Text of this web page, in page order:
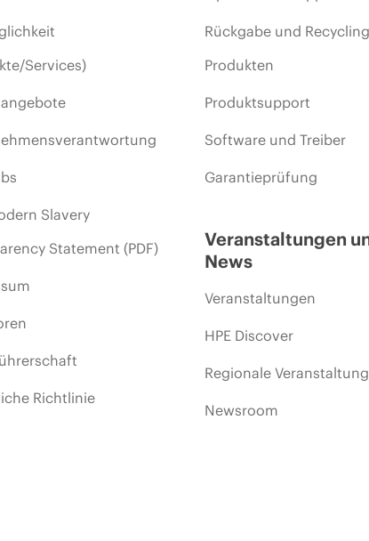
Services)
Slavery
Statement (PDF)
Richtlinie
Rückgabe und
Produkten
Produktsupport
Software und Treiber
Garantieprüfung
Veranstaltungen
News
Veranstaltungen
HPE Discover
Regionale
Newsroom